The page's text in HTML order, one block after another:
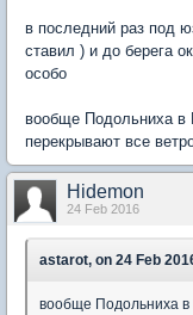
в последний раз под
ставил ) и до берега
особо
вообще Подольниха в
перекрывают все
Hidemon
24 Feb 2016
astarot, on 24 Feb
вообще Подольниха в